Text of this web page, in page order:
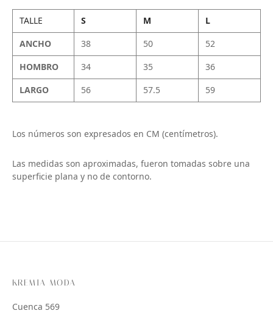
TALLE S M
L
ANCHO
38 50
52
HOMBRO
34 35
36
LARGO
56 57.5 59
Los números son expresados en CM (centímetros).
Las medidas son aproximadas, fueron tomadas sobre una
superficie plana y no de contorno.
KREMIA MODA
Cuenca 569